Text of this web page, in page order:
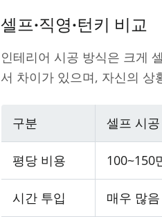
셀프·직영·턴키 비교
인테리어 시공 방식은 크게
서 차이가 있으며, 자신의 상
구분 셀프 시공
평당 비용 100~150
시간 투입 매우 많